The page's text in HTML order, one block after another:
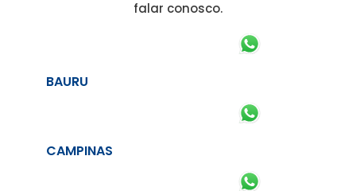
falar conosco.
BAURU
CAMPINAS